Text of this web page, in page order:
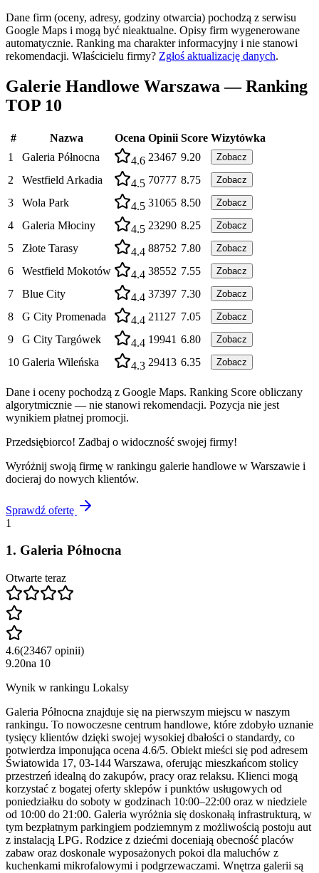
Dane firm (oceny, adresy, godziny otwarcia) pochodzą z serwisu
Google Maps i mogą być nieaktualne. Opisy firm wygenerowane
automatycznie. Ranking ma charakter informacyjny i nie stanowi
rekomendacji. Właścicielu firmy? Zgłoś aktualizację danych.
Galerie Handlowe Warszawa — Ranking
TOP 10
# Nazwa Ocena Opinii Score Wizytówka
1
Galeria Północna 4.6 23467 9.20 Zobacz
2 Westfield Arkadia 4.5 70777 8.75 Zobacz
3 Wola Park 4.5 31065 8.50 Zobacz
4 Galeria Młociny 4.5 23290 8.25 Zobacz
5 Złote Tarasy 4.4 88752 7.80 Zobacz
6 Westfield Mokotów 4.4 38552 7.55 Zobacz
7 Blue City 4.4 37397 7.30 Zobacz
8 G City Promenada 4.4 21127 7.05 Zobacz
9 G City Targówek 4.4 19941 6.80 Zobacz
10 Galeria Wileńska 4.3 29413 6.35 Zobacz
Dane i oceny pochodzą z Google Maps. Ranking Score obliczany
algorytmicznie — nie stanowi rekomendacji. Pozycja nie jest
wynikiem płatnej promocji.
Przedsiębiorco! Zadbaj o widoczność swojej firmy!
Wyróżnij swoją firmę w rankingu galerie handlowe w Warszawie i
docieraj do nowych klientów.
Sprawdź ofertę
1
1. Galeria Północna
Otwarte teraz
4.6(23467 opinii)
9.20na 10
Wynik w rankingu Lokalsy
Galeria Północna znajduje się na pierwszym miejscu w naszym
rankingu. To nowoczesne centrum handlowe, które zdobyło uznanie
tysięcy klientów dzięki swojej wysokiej dbałości o standardy, co
potwierdza imponująca ocena 4.6/5. Obiekt mieści się pod adresem
Światowida 17, 03-144 Warszawa, oferując mieszkańcom stolicy
przestrzeń idealną do zakupów, pracy oraz relaksu. Klienci mogą
korzystać z bogatej oferty sklepów i punktów usługowych od
poniedziałku do soboty w godzinach 10:00–22:00 oraz w niedziele
od 10:00 do 21:00. Galeria wyróżnia się doskonałą infrastrukturą, w
tym bezpłatnym parkingiem podziemnym z możliwością postoju aut
z instalacją LPG. Rodzice z dziećmi doceniają obecność placów
zabaw oraz doskonale wyposażonych pokoi dla maluchów z
kuchenkami mikrofalowymi i podgrzewaczami. Wnętrza galerii są